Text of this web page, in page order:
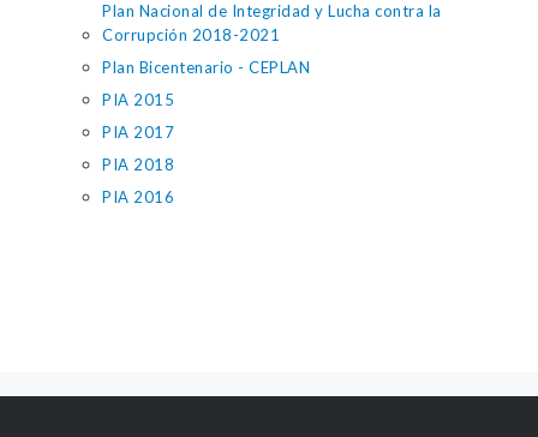
Plan Nacional de Integridad y Lucha contra la
Corrupción 2018-2021
Plan Bicentenario - CEPLAN
PIA 2015
PIA 2017
PIA 2018
PIA 2016